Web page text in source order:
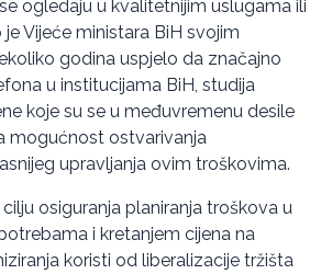
ogledaju u kvalitetnijim uslugama ili
Vijeće ministara BiH svojim
godina uspjelo da značajno
u institucijama BiH, studija
koje su se u međuvremenu desile
mogućnost ostvarivanja
upravljanja ovim troškovima.
osiguranja planiranja troškova u
i kretanjem cijena na
koristi od liberalizacije tržišta